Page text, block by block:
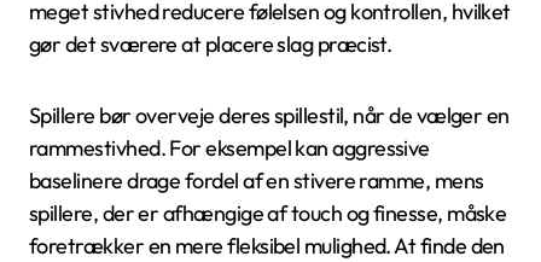
meget stivhed reducere følelsen og kontrollen, hvilket
gør det sværere at placere slag præcist.
Spillere bør overveje deres spillestil, når de vælger en
rammestivhed. For eksempel kan aggressive
baselinere drage fordel af en stivere ramme, mens
spillere, der er afhængige af touch og finesse, måske
foretrækker en mere fleksibel mulighed. At finde den